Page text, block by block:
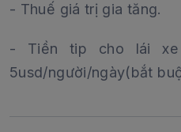
- Thuế giá trị gia tăng.
- Tiền tip cho lái xe
5usd/người/ngày(bắt